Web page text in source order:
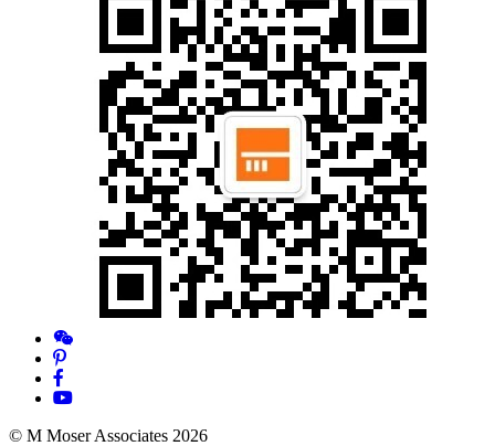
© M Moser Associates 2026